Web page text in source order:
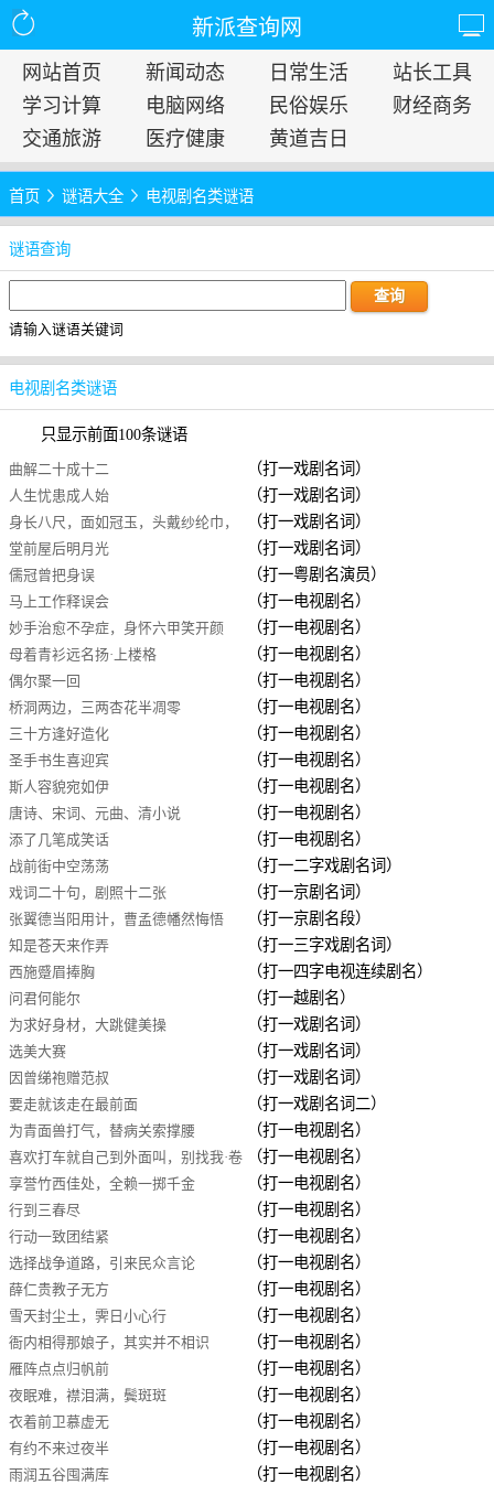
新派查询网
网站首页 新闻动态 日常生活
站长工具
学习计算
电脑网络 民俗娱乐
财经商务
交通旅游
医疗健康 黄道吉日
首页 谜语大全 电视剧名类谜语
谜语查询
请输入谜语关键词
电视剧名类谜语
只显示前面100条谜语
曲解二十成十二 （打一戏剧名词）
人生忧患成人始 （打一戏剧名词）
身长八尺，面如冠玉，头戴纱纶巾，
身披鹤氅
（打一戏剧名词）
堂前屋后明月光 （打一戏剧名词）
儒冠曾把身误 （打一粤剧名演员）
马上工作释误会 （打一电视剧名）
妙手治愈不孕症，身怀六甲笑开颜 （打一电视剧名）
母着青衫远名扬·上楼格 （打一电视剧名）
偶尔聚一回 （打一电视剧名）
桥洞两边，三两杏花半凋零 （打一电视剧名）
三十方逢好造化 （打一电视剧名）
圣手书生喜迎宾 （打一电视剧名）
斯人容貌宛如伊 （打一电视剧名）
唐诗、宋词、元曲、清小说 （打一电视剧名）
添了几笔成笑话 （打一电视剧名）
战前街中空荡荡 （打一二字戏剧名词）
戏词二十句，剧照十二张 （打一京剧名词）
张翼德当阳用计，曹孟德幡然悔悟 （打一京剧名段）
知是苍天来作弄 （打一三字戏剧名词）
西施蹙眉捧胸 （打一四字电视连续剧名）
问君何能尔 （打一越剧名）
为求好身材，大跳健美操 （打一戏剧名词）
选美大赛 （打一戏剧名词）
因曾绨袍赠范叔 （打一戏剧名词）
要走就该走在最前面 （打一戏剧名词二）
为青面兽打气，替病关索撑腰 （打一电视剧名）
喜欢打车就自己到外面叫，别找我·卷
帘格
（打一电视剧名）
享誉竹西佳处，全赖一掷千金 （打一电视剧名）
行到三春尽 （打一电视剧名）
行动一致团结紧 （打一电视剧名）
选择战争道路，引来民众言论 （打一电视剧名）
薛仁贵教子无方 （打一电视剧名）
雪天封尘土，霁日小心行 （打一电视剧名）
衙内相得那娘子，其实并不相识 （打一电视剧名）
雁阵点点归帆前 （打一电视剧名）
夜眠难，襟泪满，鬓斑斑 （打一电视剧名）
衣着前卫慕虚无 （打一电视剧名）
有约不来过夜半 （打一电视剧名）
雨润五谷囤满库 （打一电视剧名）